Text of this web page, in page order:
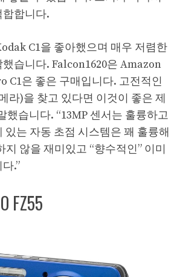
합니다.
C1을 좋아했으며 매우 저렴한
습니다. Falcon1620은 Amazon
C1은 좋은 구매입니다. 고전적인
라)을 찾고 있다면 이것이 좋은 제
했습니다. “13MP 센서는 훌륭하고
있는 자동 초점 시스템은 꽤 훌륭해
지 않을 재미있고 “향수적인” 이미
.”
FZ55